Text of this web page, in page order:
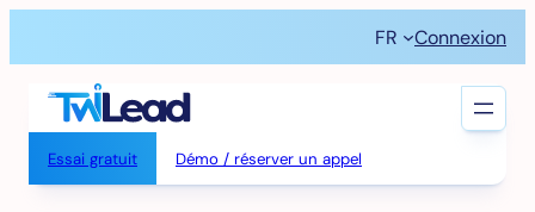
contenu
FR Connexion
Essai gratuit Démo / réserver un appel